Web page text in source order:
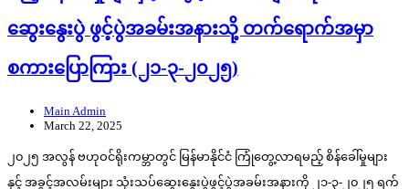
ဆွေးနွေးပွဲ ဖွင့်ပွဲအခမ်းအနားသို့ တက်ရောက်အမှာ
စကားပြောကြား (၂၁-၃-၂၀၂၅)
Main Admin
March 22, 2025
၂၀၂၅ အလွန် ဗဟုဝင်ရိုးကမ္ဘာတွင် မြန်မာနိုင်ငံ ကြုံတွေ့လာရမည့် စိန်ခေါ်မှုများ
နှင့် အခွင့်အလမ်းများ သုံးသပ်ဆွေးနွေးပွဲဖွင့်ပွဲအခမ်းအနားကို ၂၁-၃-၂၀၂၅ ရက်